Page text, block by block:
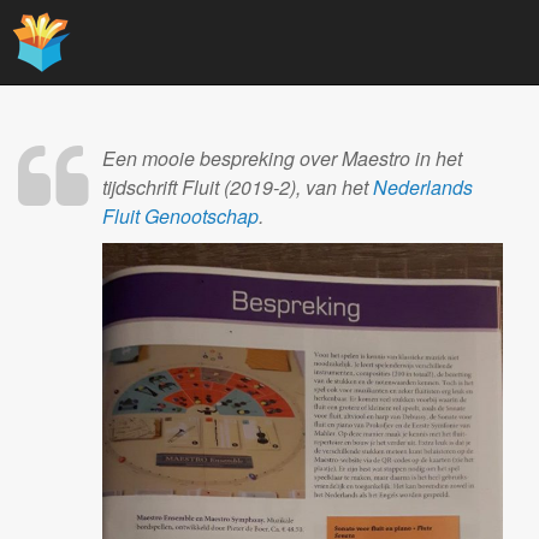
content
Een mooie bespreking over Maestro in het
tijdschrift Fluit (2019-2), van hetNederlands
Fluit Genootschap.